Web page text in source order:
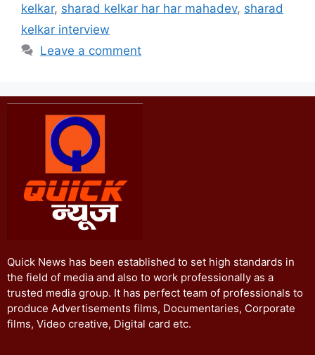
kelkar, sharad kelkar har har mahadev, sharad
kelkar interview
Leave a comment
Quick News has been established to set high standards in
the field of media and also to work professionally as a
trusted media group. It has perfect team of professionals to
produce Advertisements films, Documentaries, Corporate
films, Video creative, Digital card etc.